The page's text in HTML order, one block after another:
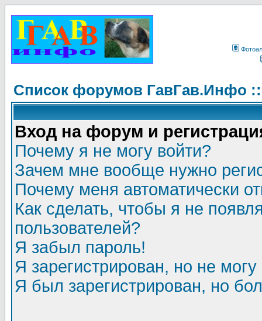
Список форумов ГавГав.Инфо
Вход на форум и
Почему я не могу войти?
Зачем мне вообще нужно
Почему меня автоматически
Как сделать, чтобы я не
пользователей?
Я забыл пароль!
Я зарегистрирован, но не могу
Я был зарегистрирован, но